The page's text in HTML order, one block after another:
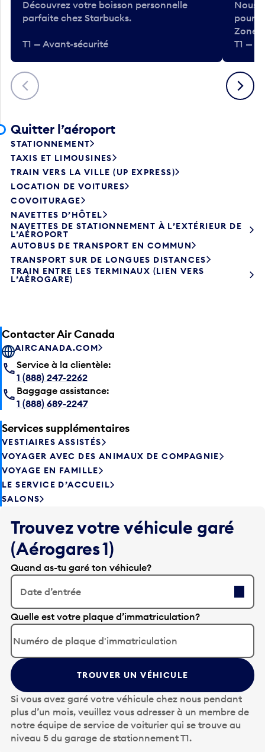
Précédent
Découvrez votre boisson personnelle
parfaite chez Starbucks.
T1 — Avant-sécurité
Nous
pour
Zone.
T1 —
Suivant
Quitter l’aéroport
STATIONNEMENT
TAXIS ET LIMOUSINES
TRAIN VERS LA VILLE (UP EXPRESS)
LOCATION DE VOITURES
COVOITURAGE
NAVETTES D’HÔTEL
NAVETTES DE STATIONNEMENT À L’EXTÉRIEUR DE
L’AÉROPORT
AUTOBUS DE TRANSPORT EN COMMUN
TRANSPORT SUR DE LONGUES DISTANCES
TRAIN ENTRE LES TERMINAUX (LIEN VERS
L’AÉROGARE)
Contacter Air Canada
AIRCANADA.COM
Service à la clientèle:
1 (888) 247-2262
Baggage assistance:
1 (888) 689-2247
Services supplémentaires
VESTIAIRES ASSISTÉS
VOYAGER AVEC DES ANIMAUX DE COMPAGNIE
VOYAGE EN FAMILLE
LE SERVICE D’ACCUEIL
SALONS
Trouvez votre véhicule garé
(Aérogares 1)
Quand as-tu garé ton véhicule?
Date d’entrée
A
p
p
u
y
e
z
s
u
r
l
Quelle est votre plaque d’immatriculation?
TROUVER UN VÉHICULE
Si vous avez garé votre véhicule chez nous pendant
plus d’un mois, veuillez vous adresser à un membre de
notre équipe de service de voiturier qui se trouve au
niveau 5 du garage de stationnement T1.